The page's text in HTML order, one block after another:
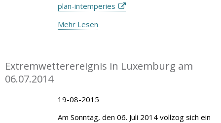
plan-intemperies
Mehr Lesen
Extremwetterereignis in Luxemburg am
06.07.2014
19-08-2015
Am Sonntag, den 06. Juli 2014 vollzog sich ein